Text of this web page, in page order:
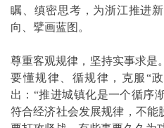
瞩、缜密思考，为浙江推进
向、擘画蓝图。
尊重客观规律，坚持实事求是
要懂规律、循规律，克服“
出：“推进城镇化是一个循序
符合经济社会发展规律，不能